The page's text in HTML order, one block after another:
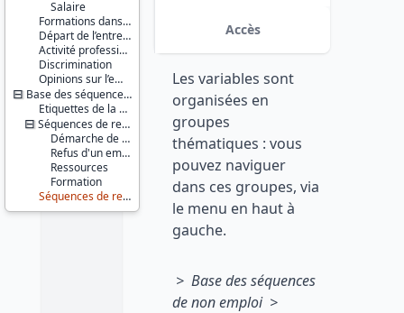
Salaire
Formations dans l’entreprise
Départ de l’entreprise
Activité professionnelle
Discrimination
Opinions sur l’emploi
Base des séquences de non emploi
Etiquettes de la séquence de non emploi
Séquences de recherche d’emploi, d’inactivité ou de formation
Démarche de recherche d'emploi
Refus d'un emploi
Ressources
Formation
Séquences de reprise d’études
Producteur :
CEREQ
Diffuseur :
Progedo-
Adisp
Accès
Les variables sont
organisées en
groupes
thématiques : vous
pouvez naviguer
dans ces groupes, via
le menu en haut à
gauche.
> Base des séquences
de non emploi >